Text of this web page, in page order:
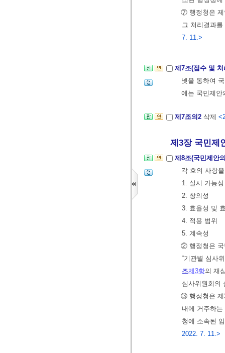
⑦ 행정청은 제
그 처리결과
7. 11.>
제7조(접수 및
넷을 통하여
에는 국민제
제7조의2 삭제
제3장 국민제안
제8조(국민제안
각 호의 사항
1. 실시 가능성
2. 창의성
3. 효율성 및
4. 적용 범위
5. 계속성
② 행정청은 국
“기관별 심사
조제3항의 재
심사위원회의
③ 행정청은 제
내에 거주하
청에 소속된
2022. 7. 11.>